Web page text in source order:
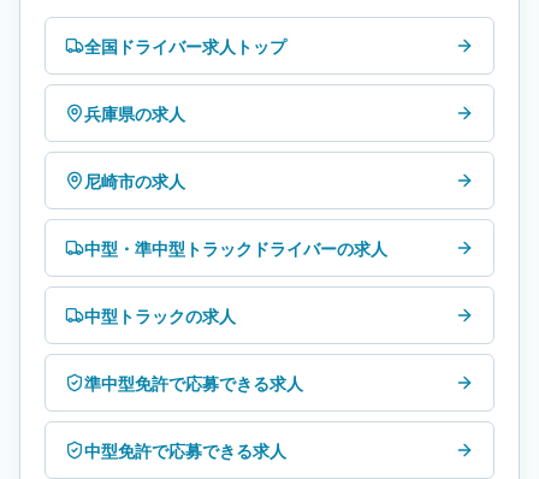
全国ドライバー求人トップ
兵庫県の求人
尼崎市の求人
中型・準中型トラックドライバーの求人
中型トラックの求人
準中型免許で応募できる求人
中型免許で応募できる求人